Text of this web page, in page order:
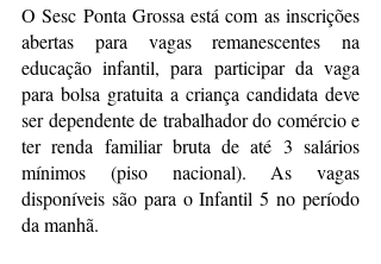
O Sesc Ponta Grossa está com as inscrições
abertas para vagas remanescentes na
educação infantil, para participar da vaga
para bolsa gratuita a criança candidata deve
ser dependente de trabalhador do comércio e
ter renda familiar bruta de até 3 salários
mínimos (piso nacional). As vagas
disponíveis são para o Infantil 5 no período
da manhã.